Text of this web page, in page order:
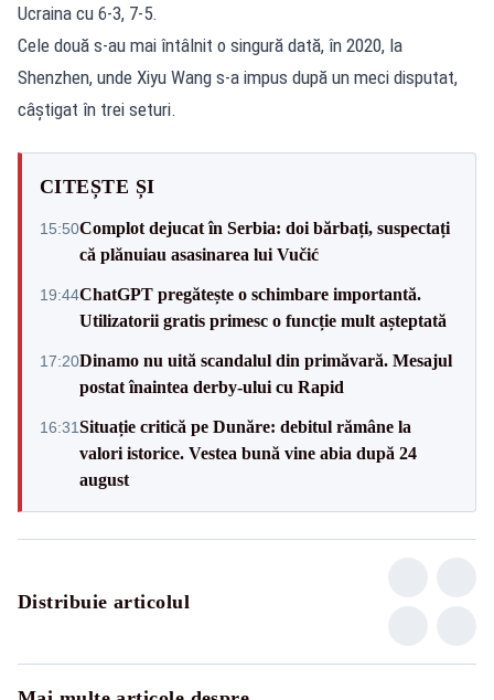
Ucraina cu 6-3, 7-5.
Cele două s-au mai întâlnit o singură dată, în 2020, la
Shenzhen, unde Xiyu Wang s-a impus după un meci disputat,
câştigat în trei seturi.
CITEȘTE ȘI
15:50Complot dejucat în Serbia: doi bărbați, suspectați
că plănuiau asasinarea lui Vučić
19:44ChatGPT pregătește o schimbare importantă.
Utilizatorii gratis primesc o funcție mult așteptată
17:20Dinamo nu uită scandalul din primăvară. Mesajul
postat înaintea derby-ului cu Rapid
16:31Situație critică pe Dunăre: debitul rămâne la
valori istorice. Vestea bună vine abia după 24
august
Distribuie articolul